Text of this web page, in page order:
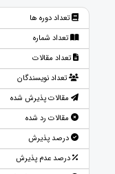
تعداد دوره ها
تعداد شماره
تعداد مقالات
تعداد نویسندگان
مقالات پذیرش شده
مقالات رد شده
درصد پذیرش
درصد عدم پذیرش